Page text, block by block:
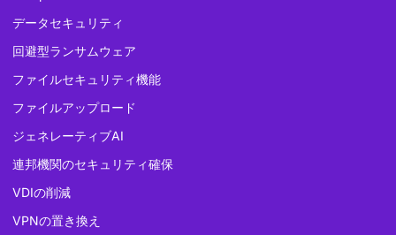
データセキュリティ
回避型ランサムウェア
ファイルセキュリティ機能
ファイルアップロード
ジェネレーティブAI
連邦機関のセキュリティ確保
VDIの削減
VPNの置き換え